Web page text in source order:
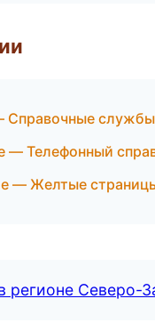
Справочные
— Телефонный
— Желтые
регионе Северо-